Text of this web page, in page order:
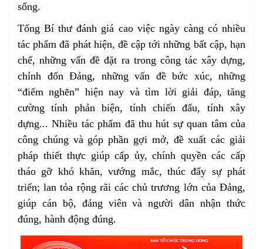
sống.
Tổng Bí thư đánh giá cao việc ngày càng có nhiều
tác phẩm đã phát hiện, đề cập tới những bất cập, hạn
chế, những vấn đề đặt ra trong công tác xây dựng,
chỉnh đốn Đảng, những vấn đề bức xúc, những
“điểm nghẽn” hiện nay và tìm lời giải đáp, tăng
cường tính phản biện, tính chiến đấu, tính xây
dựng... Nhiều tác phẩm đã thu hút sự quan tâm của
công chúng và góp phần gợi mở, đề xuất các giải
pháp thiết thực giúp cấp ủy, chính quyền các cấp
tháo gỡ khó khăn, vướng mắc, thúc đẩy sự phát
triển; lan tỏa rộng rãi các chủ trương lớn của Đảng,
giúp cán bộ, đảng viên và người dân nhận thức
đúng, hành động đúng.